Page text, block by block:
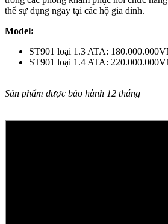
thể sự dụng ngay tại các hộ gia đình.
Model:
ST901 loại 1.3 ATA:
ST901 loại 1.4 ATA:
Sản phẩm được bảo hành 12 tháng